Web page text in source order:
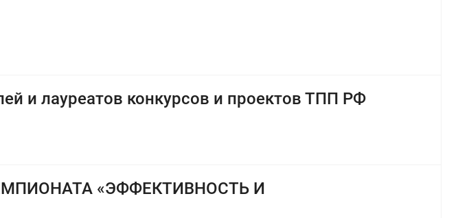
и лауреатов конкурсов и проектов ТПП РФ
«ЭФФЕКТИВНОСТЬ И